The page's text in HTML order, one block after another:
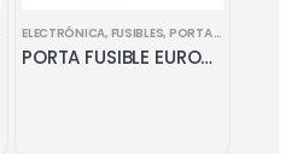
ELECTRÓNICA, FUSIBLES, PORTA FUSIBLES
PORTA FUSIBLE EUROPEO CON BASE